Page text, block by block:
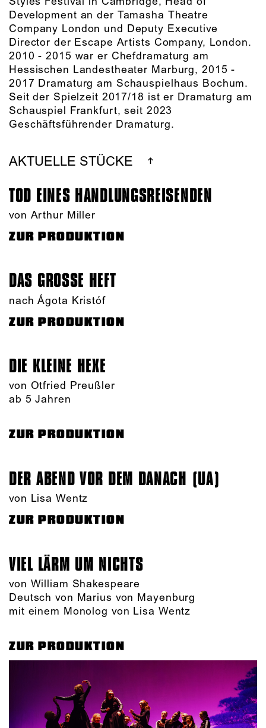
Development an der Tamasha Theatre
Company London und Deputy Executive
Director der Escape Artists Company, London.
2010 - 2015 war er Chefdramaturg am
Hessischen Landestheater Marburg, 2015 -
2017 Dramaturg am Schauspielhaus Bochum.
Seit der Spielzeit 2017/18 ist er Dramaturg am
Schauspiel Frankfurt, seit 2023
Geschäftsführender Dramaturg.
AKTUELLE STÜCKE
TOD EINES HANDLUNGS­REISENDEN
von Arthur Miller
ZUR PRODUKTION
DAS GROSSE HEFT
nach Ágota Kristóf
ZUR PRODUKTION
DIE KLEINE HEXE
von Otfried Preußler
ab 5 Jahren
ZUR PRODUKTION
DER ABEND VOR DEM DANACH (UA)
von Lisa Wentz
ZUR PRODUKTION
VIEL LÄRM UM NICHTS
von William Shakespeare
Deutsch von Marius von Mayenburg
mit einem Monolog von Lisa Wentz
ZUR PRODUKTION